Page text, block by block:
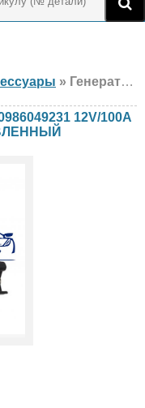
» Генератор BOSCH Стило 1.9 jtd 0986049231 12V/100A Фиат, ВОССТАНОВЛЕННЫЙ
12V/100A